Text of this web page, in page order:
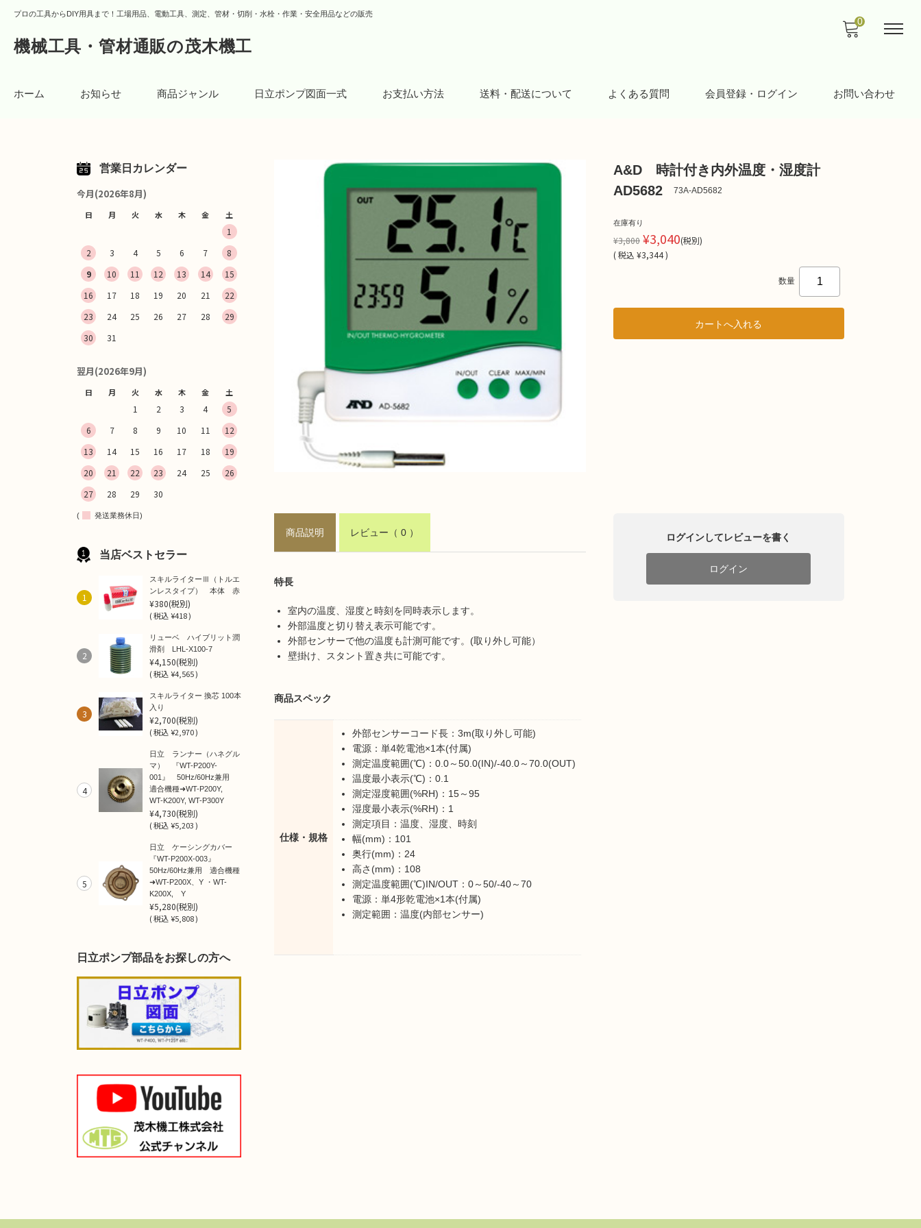
プロの工具からDIY用具まで！工場用品、電動工具、測定、管材・切削・水栓・作業・安全用品などの販売
機械工具・管材通販の茂木機工
ホーム お知らせ 商品ジャンル 日立ポンプ図面一式 お支払い方法 送料・配送について よくある質問 会員登録・ログイン お問い合わせ
0
A&D 時計付き内外温度・湿度計
AD5682
73A-AD5682
在庫有り
¥3,800¥3,040(税別)
(税込 ¥3,344 )
数量
商品説明 レビュー （ 0 ）
特長
室内の温度、湿度と時刻を同時表示します。
外部温度と切り替え表示可能です。
外部センサーで他の温度も計測可能です。(取り外し可能）
壁掛け、スタント置き共に可能です。
商品スペック
仕様・規格
外部センサーコード長：3m(取り外し可能)
電源：単4乾電池×1本(付属)
測定温度範囲(℃)：0.0～50.0(IN)/-40.0～70.0(OUT)
温度最小表示(℃)：0.1
測定湿度範囲(%RH)：15～95
湿度最小表示(%RH)：1
測定項目：温度、湿度、時刻
幅(mm)：101
奥行(mm)：24
高さ(mm)：108
測定温度範囲(℃)IN/OUT：0～50/-40～70
電源：単4形乾電池×1本(付属)
測定範囲：温度(内部センサー)
ログインしてレビューを書く
ログイン
営業日カレンダー
今月(2026年8月)
日 月 火 水 木 金 土
1
2
3 4 5 6 7
8
9
10 11 12 13 14
15
16
17 18 19 20 21
22
23
24 25 26 27 28
29
30
31
翌月(2026年9月)
日 月 火 水 木 金 土
1 2 3 4
5
6
7 8 9 10 11
12
13
14 15 16 17 18
19
20
21 22 23 24 25
26
27
28 29 30
( 発送業務休日)
当店ベストセラー
1
スキルライターⅢ（トルエ
ンレスタイプ） 本体 赤
¥380(税別)
(税込¥418 )
2
リューベ ハイブリット潤
滑剤 LHL-X100-7
¥4,150(税別)
(税込¥4,565 )
3
スキルライター 換芯 100本
入り
¥2,700(税別)
(税込¥2,970 )
4
日立 ランナー（ハネグル
マ） 『WT-P200Y-
001』 50Hz/60Hz兼用
適合機種➜WT-P200Y,
WT-K200Y, WT-P300Y
¥4,730(税別)
(税込¥5,203 )
5
日立 ケーシングカバー
『WT-P200X-003』
50Hz/60Hz兼用 適合機種
➜WT-P200X、Y ・WT-
K200X, Y
¥5,280(税別)
(税込¥5,808 )
日立ポンプ部品をお探しの方へ